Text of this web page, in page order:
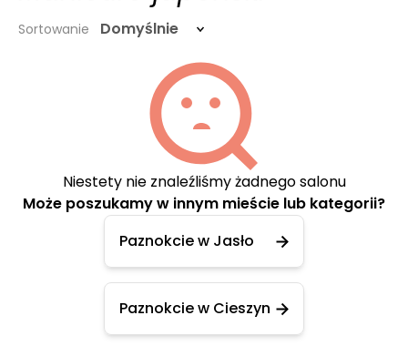
Sortowanie Domyślnie
Niestety nie znaleźliśmy żadnego salonu
Może poszukamy w innym mieście lub kategorii?
Paznokcie w Jasło
Paznokcie w Cieszyn